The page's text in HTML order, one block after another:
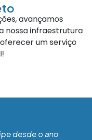
avançamos
nossa infraestrutura
um serviço
desde o ano